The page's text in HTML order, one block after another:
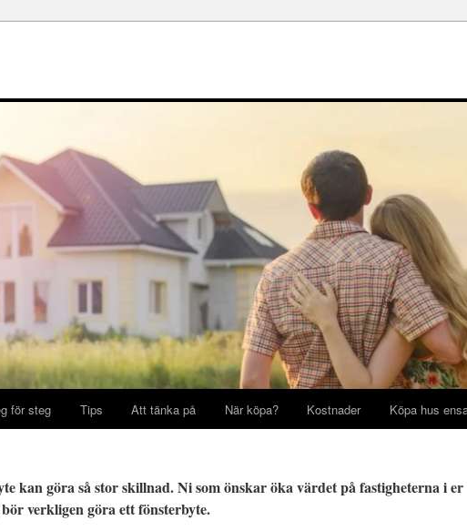
för steg Tips Att tänka på När köpa? Kostnader Köpa hus
kan göra så stor skillnad. Ni som önskar öka värdet på fastigheterna i er
verkligen göra ett fönsterbyte.